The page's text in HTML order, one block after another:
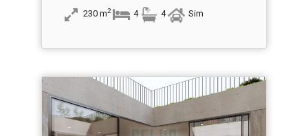
230 m2 4 4 Sim